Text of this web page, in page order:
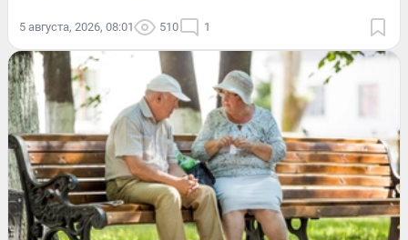
5 августа, 2026, 08:01 510 1